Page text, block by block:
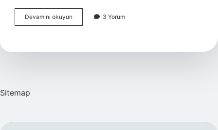
Devamını okuyun
Ne
3 Yorum
Sitemap